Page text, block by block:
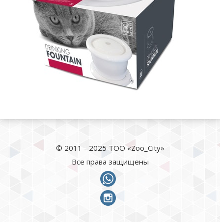
© 2011 - 2025 ТОО «Zoo_City»
Все права защищены